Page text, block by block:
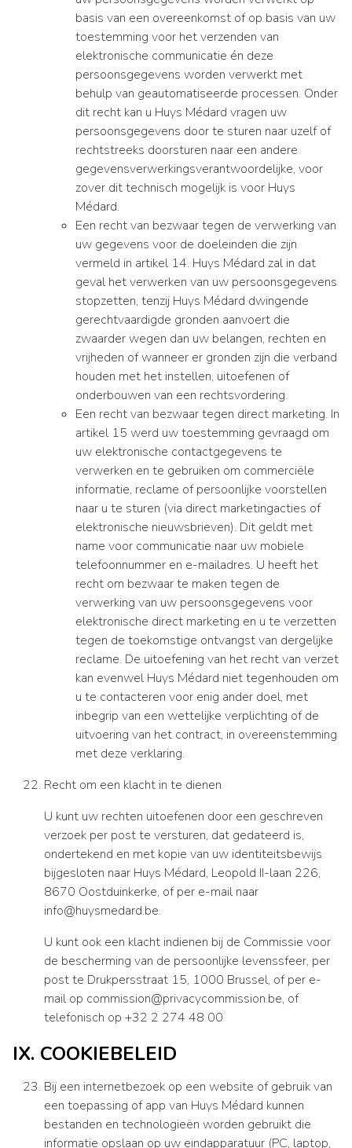
basis van een overeenkomst of op basis van uw
toestemming voor het verzenden van
elektronische communicatie én deze
persoonsgegevens worden verwerkt met
behulp van geautomatiseerde processen. Onder
dit recht kan u Huys Médard vragen uw
persoonsgegevens door te sturen naar uzelf of
rechtstreeks doorsturen naar een andere
gegevensverwerkingsverantwoordelijke, voor
zover dit technisch mogelijk is voor Huys
Médard.
Een recht van bezwaar tegen de verwerking van
uw gegevens voor de doeleinden die zijn
vermeld in artikel 14. Huys Médard zal in dat
geval het verwerken van uw persoonsgegevens
stopzetten, tenzij Huys Médard dwingende
gerechtvaardigde gronden aanvoert die
zwaarder wegen dan uw belangen, rechten en
vrijheden of wanneer er gronden zijn die verband
houden met het instellen, uitoefenen of
onderbouwen van een rechtsvordering.
Een recht van bezwaar tegen direct marketing. In
artikel 15 werd uw toestemming gevraagd om
uw elektronische contactgegevens te
verwerken en te gebruiken om commerciële
informatie, reclame of persoonlijke voorstellen
naar u te sturen (via direct marketingacties of
elektronische nieuwsbrieven). Dit geldt met
name voor communicatie naar uw mobiele
telefoonnummer en e-mailadres. U heeft het
recht om bezwaar te maken tegen de
verwerking van uw persoonsgegevens voor
elektronische direct marketing en u te verzetten
tegen de toekomstige ontvangst van dergelijke
reclame. De uitoefening van het recht van verzet
kan evenwel Huys Médard niet tegenhouden om
u te contacteren voor enig ander doel, met
inbegrip van een wettelijke verplichting of de
uitvoering van het contract, in overeenstemming
met deze verklaring.
Recht om een klacht in te dienen
U kunt uw rechten uitoefenen door een geschreven
verzoek per post te versturen, dat gedateerd is,
ondertekend en met kopie van uw identiteitsbewijs
bijgesloten naar Huys Médard, Leopold II-laan 226,
8670 Oostduinkerke, of per e-mail naar
info@huysmedard.be.
U kunt ook een klacht indienen bij de Commissie voor
de bescherming van de persoonlijke levenssfeer, per
post te Drukpersstraat 15, 1000 Brussel, of per e-
mail op commission@privacycommission.be, of
telefonisch op +32 2 274 48 00
IX. COOKIEBELEID
Bij een internetbezoek op een website of gebruik van
een toepassing of app van Huys Médard kunnen
bestanden en technologieën worden gebruikt die
informatie opslaan op uw eindapparatuur (PC, laptop,